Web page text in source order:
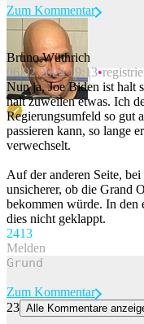
Beitrag melden
Zum Kommentar
Bruno Wüthrich
06.02.2024 19:13
Nun ja, Joe Biden ist halt
halt zuweilen etwas. Ich
Regierungsumfeld so gut
passieren kann, so lange
verwechselt.
Auf der anderen Seite,
unsicherer, ob die Grand
bekommen würde. In den
dies nicht geklappt.
2413
Melden
Zum Kommentar
23 Alle Kommentare